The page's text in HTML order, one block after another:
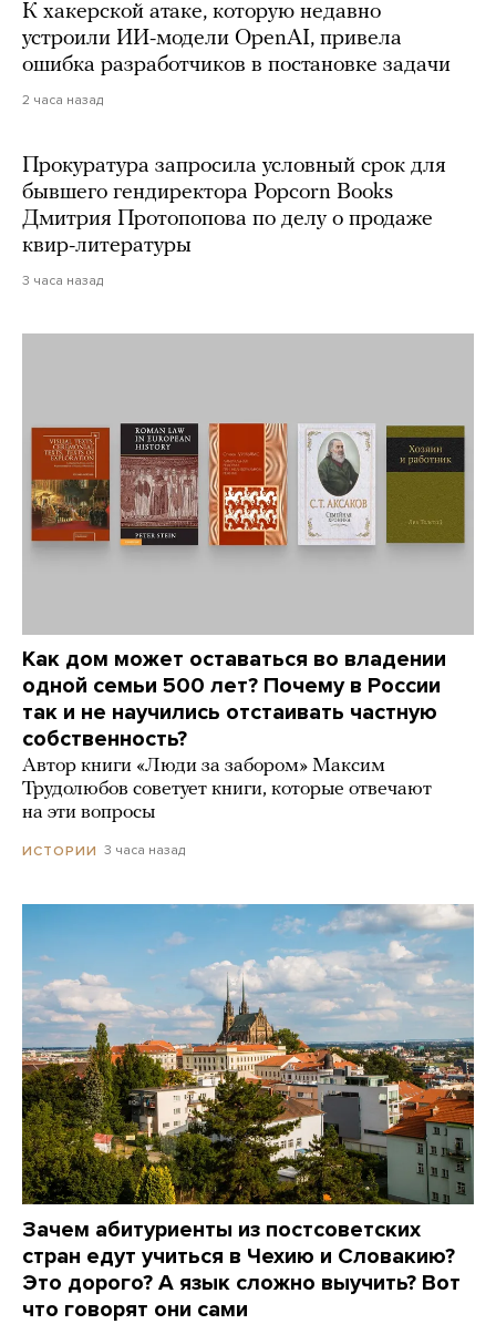
К хакерской атаке, которую недавно
устроили ИИ-модели OpenAI, привела
ошибка разработчиков в постановке задачи
2 часа назад
Прокуратура запросила условный срок для
бывшего гендиректора Popcorn Books
Дмитрия Протопопова по делу о продаже
квир-литературы
3 часа назад
Как дом может оставаться во владении
одной семьи 500 лет? Почему в России
так и не научились отстаивать частную
собственность?
Автор книги «Люди за забором» Максим
Трудолюбов советует книги, которые отвечают
на эти вопросы
ИСТОРИИ 3 часа назад
Зачем абитуриенты из постсоветских
стран едут учиться в Чехию и Словакию?
Это дорого? А язык сложно выучить? Вот
что говорят они сами